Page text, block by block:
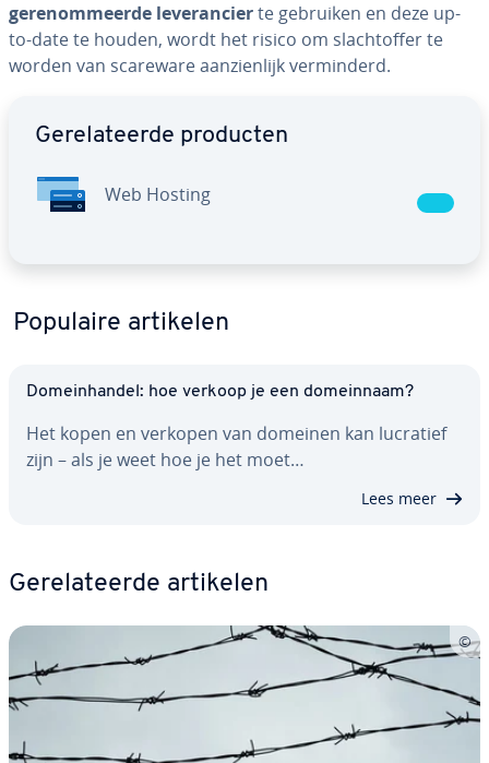
ge­re­nom­meer­de le­ve­ran­cierte gebruiken en deze up-
to-date te houden, wordt het risico om slacht­of­fer te
worden van scareware aan­zien­lijk ver­min­derd.
Ge­re­la­teer­de producten
Web Hosting
Populaire artikelen
Do­mein­han­del: hoe verkoop je een do­mein­naam?
Het kopen en verkopen van domeinen kan lucratief
zijn – als je weet hoe je het moet…
Lees meer
Ge­re­la­teer­de artikelen